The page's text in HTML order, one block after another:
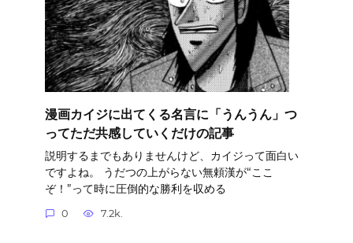
漫画カイジに出てくる名言に「うんうん」つ
ってただ共感していくだけの記事
説明するまでもありませんけど、カイジって面白い
ですよね。 うだつの上がらない無頼漢が“ここ
ぞ！”って時に圧倒的な勝利を収める
0 7.2k.